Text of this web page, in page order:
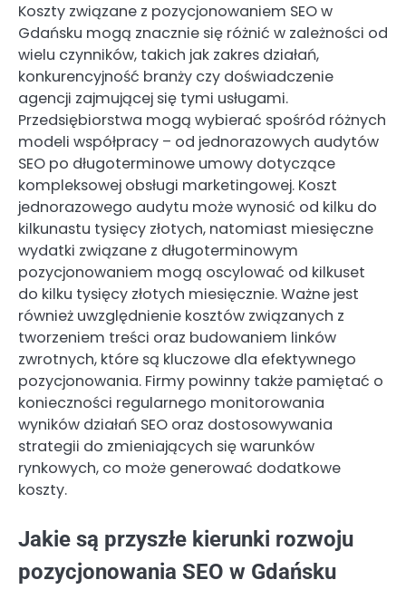
Koszty związane z pozycjonowaniem SEO w
Gdańsku mogą znacznie się różnić w zależności od
wielu czynników, takich jak zakres działań,
konkurencyjność branży czy doświadczenie
agencji zajmującej się tymi usługami.
Przedsiębiorstwa mogą wybierać spośród różnych
modeli współpracy – od jednorazowych audytów
SEO po długoterminowe umowy dotyczące
kompleksowej obsługi marketingowej. Koszt
jednorazowego audytu może wynosić od kilku do
kilkunastu tysięcy złotych, natomiast miesięczne
wydatki związane z długoterminowym
pozycjonowaniem mogą oscylować od kilkuset
do kilku tysięcy złotych miesięcznie. Ważne jest
również uwzględnienie kosztów związanych z
tworzeniem treści oraz budowaniem linków
zwrotnych, które są kluczowe dla efektywnego
pozycjonowania. Firmy powinny także pamiętać o
konieczności regularnego monitorowania
wyników działań SEO oraz dostosowywania
strategii do zmieniających się warunków
rynkowych, co może generować dodatkowe
koszty.
Jakie są przyszłe kierunki rozwoju
pozycjonowania SEO w Gdańsku